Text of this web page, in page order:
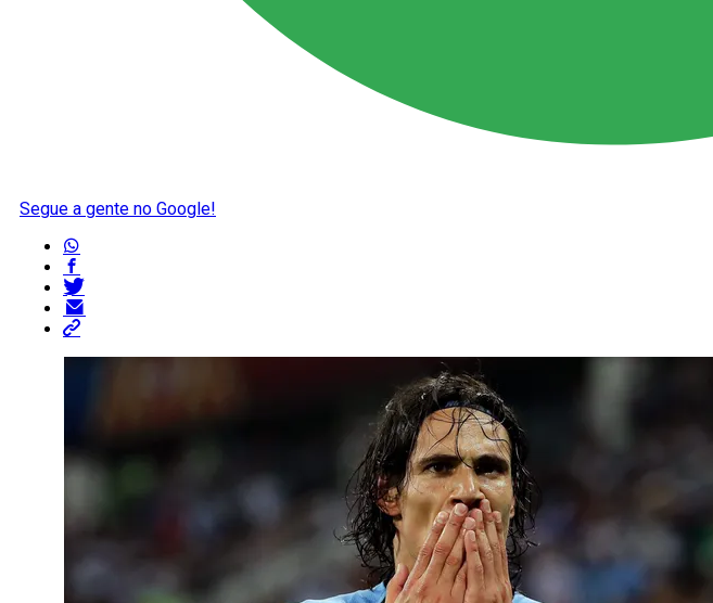
Segue a gente no Google!